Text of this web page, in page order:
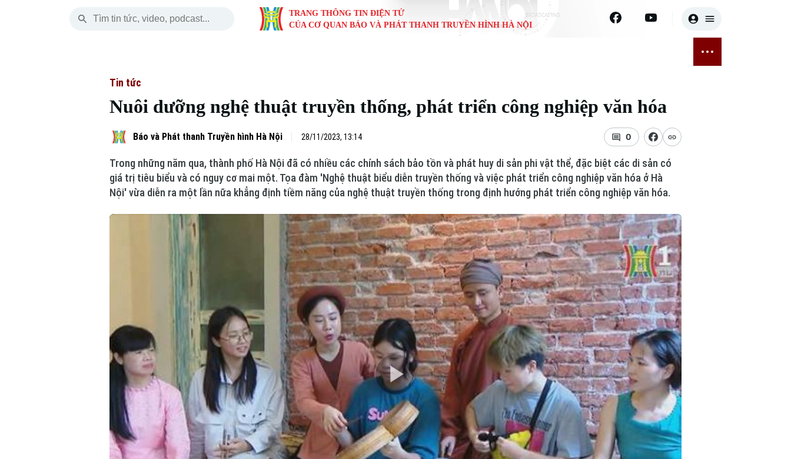
TRANG THÔNG TIN ĐIỆN TỬ
CỦA CƠ QUAN BÁO VÀ PHÁT THANH TRUYỀN HÌNH HÀ NỘI
Chính trị
Xã hội
An ninh trật tự
Công nghệ
Người Hà Nội
Khoảnh khắc Hà Nội
Ẩm thực
Quân sự
Hồ sơ
Người Việt 4 phương
Cafe sáng
Tài chính Ngân hàng
Doanh nghiệp
Đầu tư
Căn hộ
Đất đai
Kinh nghiệm
Tàu
Xe máy
Thị trường
Đánh giá
Tuyển sinh Làng nghề Dinh dưỡng Quần vợt Sao
Điện ảnh
Thời trang
Âm nhạc
Tin tức
Nuôi dưỡng nghệ thuật truyền thống, phát triển công nghiệp văn hóa
Báo và Phát thanh Truyền hình Hà Nội 28/11/2023, 13:14 0
Trong những năm qua, thành phố Hà Nội đã có nhiều các chính sách bảo tồn và phát huy di sản phi vật thể, đặc biệt các di sản có
giá trị tiêu biểu và có nguy cơ mai một. Tọa đàm 'Nghệ thuật biểu diễn truyền thống và việc phát triển công nghiệp văn hóa ở Hà
Nội' vừa diễn ra một lần nữa khẳng định tiềm năng của nghệ thuật truyền thống trong định hướng phát triển công nghiệp văn hóa.
Play
Video